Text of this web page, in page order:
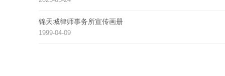
锦天城律师事务所宣传画册
1999-04-09